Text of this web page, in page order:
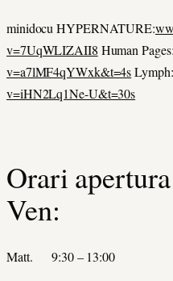
minidocu HYPERNATURE:
v=7UqWLIZAII8 Human
v=a7lMF4qYWxk&t=4sLymph:
v=iHN2Lq1Ne-U&t=30s
Orari
Ven:
Matt. 9:30 – 13:00